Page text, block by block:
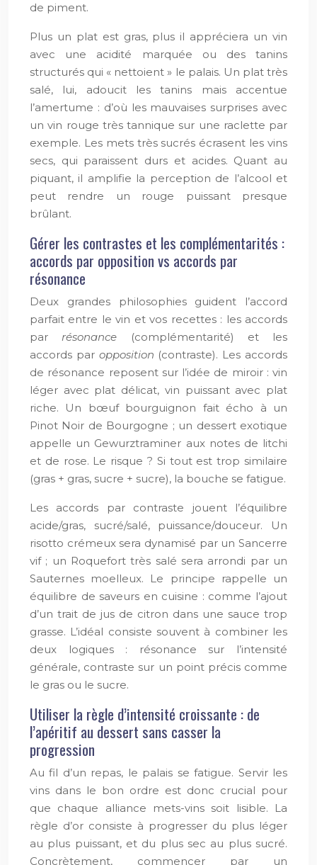
de piment.
Plus un plat est gras, plus il appréciera un vin
avec une acidité marquée ou des tanins
structurés qui « nettoient » le palais. Un plat très
salé, lui, adoucit les tanins mais accentue
l’amertume : d’où les mauvaises surprises avec
un vin rouge très tannique sur une raclette par
exemple. Les mets très sucrés écrasent les vins
secs, qui paraissent durs et acides. Quant au
piquant, il amplifie la perception de l’alcool et
peut rendre un rouge puissant presque
brûlant.
Gérer les contrastes et les complémentarités :
accords par opposition vs accords par
résonance
Deux grandes philosophies guident l’accord
parfait entre le vin et vos recettes : les accords
parrésonance (complémentarité) et les
accords par opposition (contraste). Les accords
de résonance reposent sur l’idée de miroir : vin
léger avec plat délicat, vin puissant avec plat
riche. Un bœuf bourguignon fait écho à un
Pinot Noir de Bourgogne ; un dessert exotique
appelle un Gewurztraminer aux notes de litchi
et de rose. Le risque ? Si tout est trop similaire
(gras + gras, sucre + sucre), la bouche se fatigue.
Les accords par contraste jouent l’équilibre
acide/gras, sucré/salé, puissance/douceur. Un
risotto crémeux sera dynamisé par un Sancerre
vif ; un Roquefort très salé sera arrondi par un
Sauternes moelleux. Le principe rappelle un
équilibre de saveurs en cuisine : comme l’ajout
d’un trait de jus de citron dans une sauce trop
grasse. L’idéal consiste souvent à combiner les
deux logiques : résonance sur l’intensité
générale, contraste sur un point précis comme
le gras ou le sucre.
Utiliser la règle d’intensité croissante : de
l’apéritif au dessert sans casser la
progression
Au fil d’un repas, le palais se fatigue. Servir les
vins dans le bon ordre est donc crucial pour
que chaque alliance mets-vins soit lisible. La
règle d’or consiste à progresser du plus léger
au plus puissant, et du plus sec au plus sucré.
Concrètement, commencer par un